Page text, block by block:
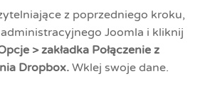
z poprzedniego kroku,
Joomla i kliknij
> zakładka Połączenie z
Dropbox. Wklej swoje dane.